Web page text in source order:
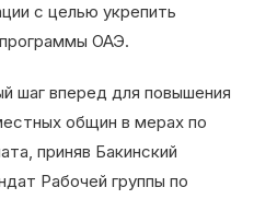
с целью укрепить
ОАЭ.
шаг вперед для повышения
общин в мерах по
приняв Бакинский
Рабочей группы по